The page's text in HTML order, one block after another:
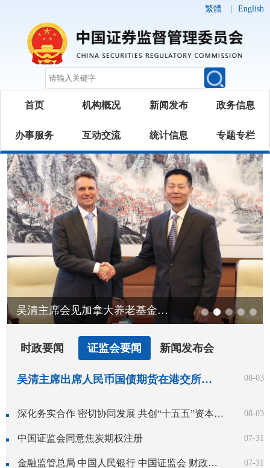
繁體 English
首页 机构概况 新闻发布 政务信息
办事服务 互动交流 统计信息 专题专栏
吴清主席会见加拿大养老基金投资公司总裁兼首席执行官格雷厄姆
时政要闻 证监会要闻 新闻发布会
吴清主席出席人民币国债期货在港交所挂牌上市仪式并致辞 08-03
深化务实合作 密切协同发展 共创“十五五”资本市场高水平开放新局面——吴清主席在香港推出人民币国债期货上市仪式上的致辞 08-03
中国证监会同意焦炭期权注册 07-31
金融监管总局 中国人民银行 中国证监会 财政部关于健全金融机构治理的实施意见 07-31